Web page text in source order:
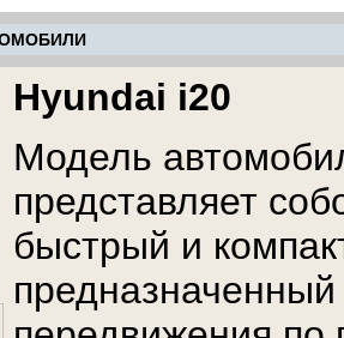
Hyundai i20
Модель
представляет
быстрый и